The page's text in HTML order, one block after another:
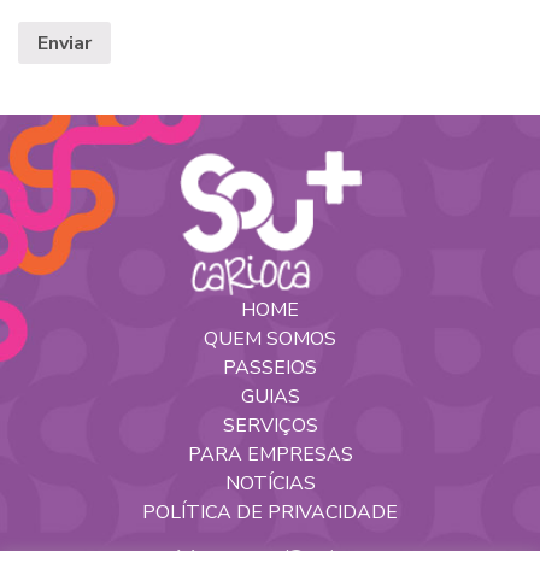
HOME
QUEM SOMOS
PASSEIOS
GUIAS
SERVIÇOS
PARA EMPRESAS
NOTÍCIAS
POLÍTICA DE PRIVACIDADE